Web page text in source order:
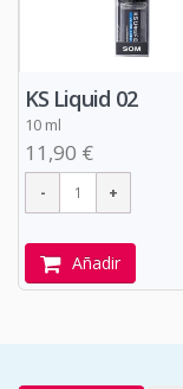
KS Liquid 02
10 ml
11,90 €
Añadir